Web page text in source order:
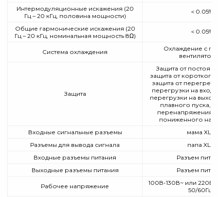
Интермодуляционные искажения (20
Гц – 20 кГц, половина мощности)
＜0.05%
Общие гармонические искажения (20
Гц – 20 кГц, номинальная мощность 8Ω)
＜0.05%
Система охлаждения
Охлаждение с
Защита
Защита от
защита от короткого
защита от
перегрузки на
перегрузки на
плавного пуска,
перенапряжения,
пониженного
Входные сигнальные разъемы
мама XLR
Разъемы для вывода сигнала
папа XLR
Входные разъемы питания
Разъем
Выходные разъемы питания
Разъем
Рабочее напряжение
100В-130В~ или 220В-
50/60Гц)